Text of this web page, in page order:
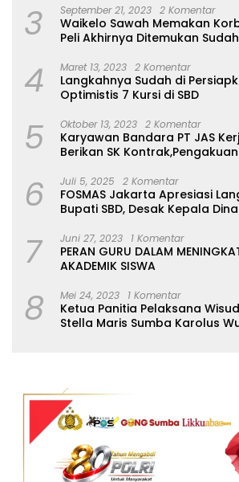
3 September 21, 2023 2 Komentar
Waikelo Sawah Memakan
Peli Akhirnya Ditemukan
4 Maret 13, 2023 2 Komentar
Langkahnya Sudah di
Optimistis 7 Kursi di SBD
5 Oktober 13, 2023 2 Komentar
Karyawan Bandara PT JAS
Berikan SK
6 Juli 5, 2025 2 Komentar
FOSMAS Jakarta Apresiasi
Bupati SBD, Desak Kepala
7 Juni 27, 2023 1 Komentar
PERAN GURU DALAM
AKADEMIK SISWA
8 Mei 24, 2023 1 Komentar
Ketua Panitia Pelaksana
Stella Maris Sumba Karolus